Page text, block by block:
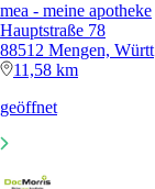
mea - meine apotheke
Hauptstraße 78
88512 Mengen, Württ
11,58 km
geöffnet